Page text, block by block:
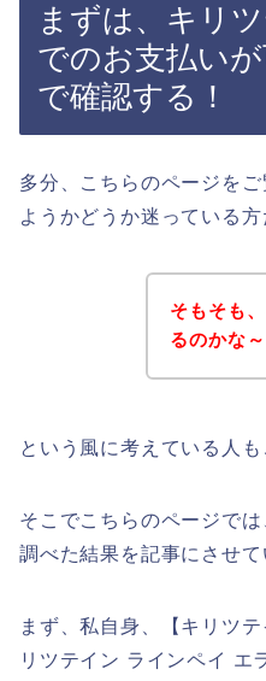
まずは、キリ
でのお支払い
で確認する！
多分、こちらのページを
ようかどうか迷っている
そもそも
るのかな～
という風に考えている人
そこでこちらのページで
調べた結果を記事にさせて
まず、私自身、【キリツ
リツテイン ラインペイ